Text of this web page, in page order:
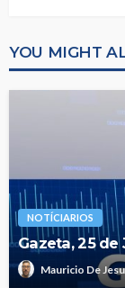
YOU MIGHT
NOTÍCIARIOS
Gazeta, 25 de
Mauricio De